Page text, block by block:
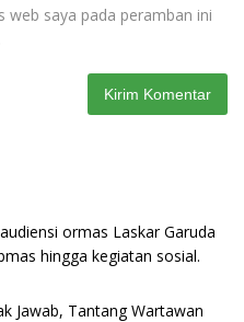
web saya pada peramban ini
ormas Laskar Garuda
hingga kegiatan sosial.
Jawab, Tantang Wartawan